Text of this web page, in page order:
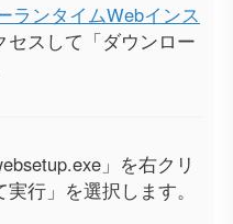
ランタイムWebインス
セスして「ダウンロー
」を右クリ
行」を選択します。